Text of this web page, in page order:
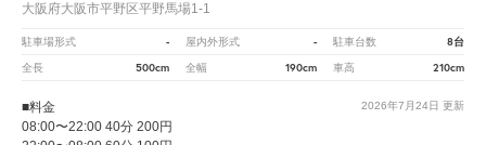
大阪府大阪市平野区平野馬場1-1
駐車場形式 - 屋内外形式 - 駐車台数 8台
全長 500cm 全幅 190cm 車高 210cm
2026年7月24日 更新
■料金
08:00〜22:00 40分 200円